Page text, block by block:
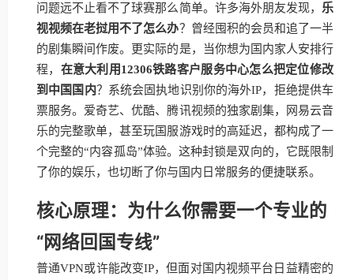
问题远不止看不了球赛那么简单。许多海外朋友发现， 乐
视视频在老挝用不了怎么办？曾经囤积的会员和追了一半
的剧集瞬间作废。更实际的是，当你想为国内家人安排行
程， 在意大利用12306铁路客户服务中心怎么把定位修改
到中国国内？系统会固执地识别你的海外IP，拒绝提供车
票服务。爱奇艺、优酷、腾讯视频的独家剧集，网易云音
乐的完整歌单，甚至玩国服游戏时的高延迟，都构成了一
个完整的“内容孤岛”体验。这种封锁是双向的，它既限制
了你的娱乐，也切断了你与国内日常服务的便捷联系。
核心原理：为什么你需要一个专业的
“网络回国专线”
普通VPN或许能改变IP，但面对国内视频平台日益精密的